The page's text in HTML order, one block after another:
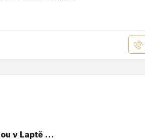
Penthouse 1+1 se střešní terasou v Laptě — nemovitost na Severním Kypru v novém projektu Spectra SA-1-0503